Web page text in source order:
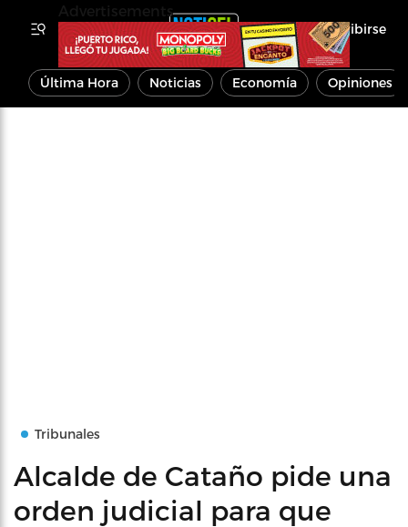
Inscribirse
Última Hora Noticias Economía Opiniones
Tribunales
Alcalde de Cataño pide una
orden judicial para que
Advertisements